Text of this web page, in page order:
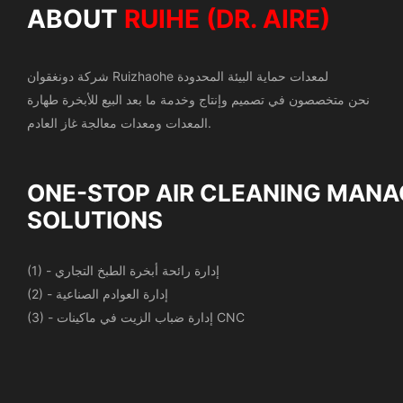
ABOUT RUIHE (DR. AIRE)
شركة دونغقوان Ruizhaohe لمعدات حماية البيئة المحدودة
نحن متخصصون في تصميم وإنتاج وخدمة ما بعد البيع للأبخرة طهارة
المعدات ومعدات معالجة غاز العادم.
ONE-STOP AIR CLEANING
SOLUTIONS
(1) - إدارة رائحة أبخرة الطبخ التجاري
(2) - إدارة العوادم الصناعية
(3) - إدارة ضباب الزيت في ماكينات CNC